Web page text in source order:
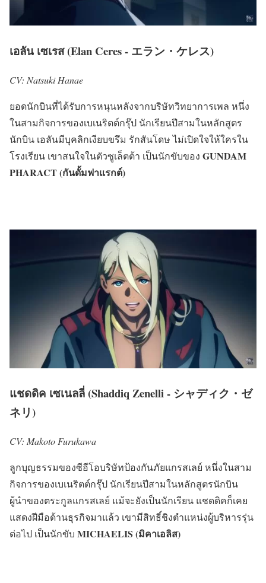
เอลัน เซเรส (Elan Ceres - エラン・ケレス)
CV: Natsuki Hanae
ยอดนักบินที่ได้รับการหนุนหลังจากบริษัทวิทยาการเพล หนึ่ง
ในสามกิจการของเบเนริตต์กรุ๊ป นักเรียนปีสามในหลักสูตร
นักบิน เอลันมีบุคลิกเงียบขรึม รักสันโดษ ไม่เปิดใจให้ใครใน
โรงเรียน เขาสนใจในตัวซูเล็ตต้า เป็นนักขับของ GUNDAM
PHARACT (กันดั้มฟาแรกต์)
แชดดิค เซเนลลี่ (Shaddiq Zenelli - シャディク・ゼ
ネリ)
CV: Makoto Furukawa
ลูกบุญธรรมของซีอีโอบริษัทป้องกันภัยแกรสเลย์ หนึ่งในสาม
กิจการของเบเนริตต์กรุ๊ป นักเรียนปีสามในหลักสูตรนักบิน
ผู้นำของตระกูลแกรสเลย์ แม้จะยังเป็นนักเรียน แชดดิคก็เคย
แสดงฝีมือด้านธุรกิจมาแล้ว เขามีสิทธิ์ชิงตำแหน่งผู้บริหารรุ่น
ต่อไป เป็นนักขับ MICHAELIS (มิคาเอลิส)